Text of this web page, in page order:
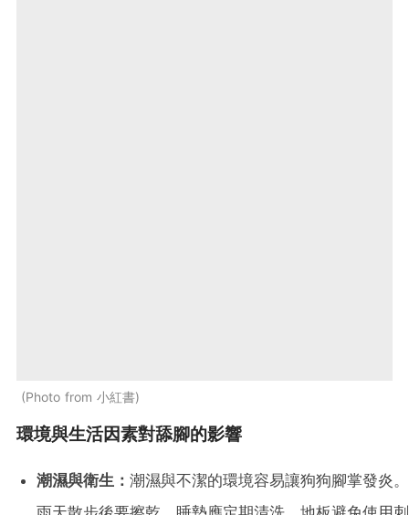
Photo from 小紅書
環境與生活因素對舔腳的影響
潮濕與衛生： 潮濕與不潔的環境容易讓狗狗腳掌發炎。